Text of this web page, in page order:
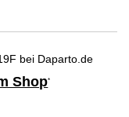
bei Daparto.de
Shop*